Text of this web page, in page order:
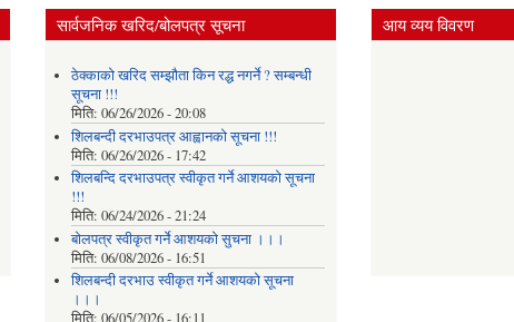
सार्वजनिक खरिद/बोलपत्र सूचना
ठेक्काको खरिद सम्झौता किन रद्ध नगर्ने ? सम्बन्धी
सूचना !!!
मिति: 06/26/2026 - 20:08
शिलबन्दी दरभाउपत्र आह्वानको सूचना !!!
मिति: 06/26/2026 - 17:42
शिलबन्दि दरभाउपत्र स्वीकृत गर्ने आशयकाे सूचना
!!!
मिति: 06/24/2026 - 21:24
बोलपत्र स्वीकृत गर्ने आशयको सुचना ।।।
मिति: 06/08/2026 - 16:51
शिलबन्दी दरभाउ स्वीकृत गर्ने आशयको सूचना
।।।
आय व्यय विवरण